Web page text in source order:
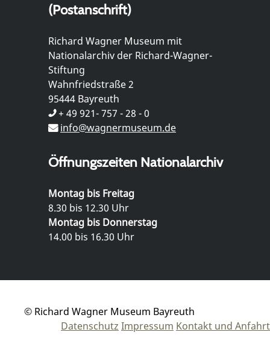
(Postanschrift)
Richard Wagner Museum mit
Nationalarchiv der Richard-Wagner-
Stiftung
Wahnfriedstraße 2
95444 Bayreuth
+ 49 921- 757 - 28 - 0
info@wagnermuseum.de
Öffnungszeiten Nationalarchiv
Montag bis Freitag
8.30 bis 12.30 Uhr
Montag bis Donnerstag
14.00 bis 16.30 Uhr
© Richard Wagner Museum Bayreuth
Datenschutz Impressum Kontakt und Anfahrt